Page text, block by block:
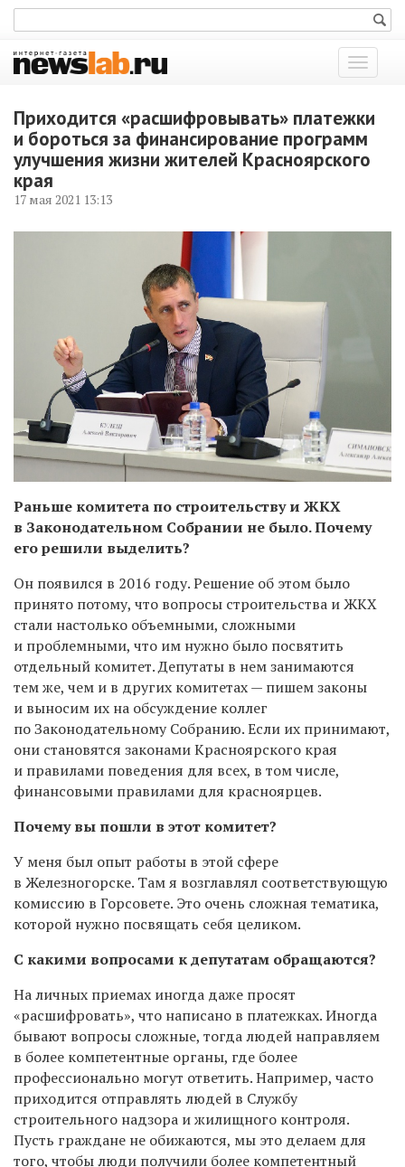
Показать
меню
Приходится «расшифровывать» платежки
и бороться за финансирование программ
улучшения жизни жителей Красноярского
края
17 мая 2021 13:13
Раньше комитета по строительству и ЖКХ
в Законодательном Собрании не было. Почему
его решили выделить?
Он появился в 2016 году. Решение об этом было
принято потому, что вопросы строительства и ЖКХ
стали настолько объемными, сложными
и проблемными, что им нужно было посвятить
отдельный комитет. Депутаты в нем занимаются
тем же, чем и в других комитетах — пишем законы
и выносим их на обсуждение коллег
по Законодательному Собранию. Если их принимают,
они становятся законами Красноярского края
и правилами поведения для всех, в том числе,
финансовыми правилами для красноярцев.
Почему вы пошли в этот комитет?
У меня был опыт работы в этой сфере
в Железногорске. Там я возглавлял соответствующую
комиссию в Горсовете. Это очень сложная тематика,
которой нужно посвящать себя целиком.
С какими вопросами к депутатам обращаются?
На личных приемах иногда даже просят
«расшифровать», что написано в платежках. Иногда
бывают вопросы сложные, тогда людей направляем
в более компетентные органы, где более
профессионально могут ответить. Например, часто
приходится отправлять людей в Службу
строительного надзора и жилищного контроля.
Пусть граждане не обижаются, мы это делаем для
того, чтобы люди получили более компетентный